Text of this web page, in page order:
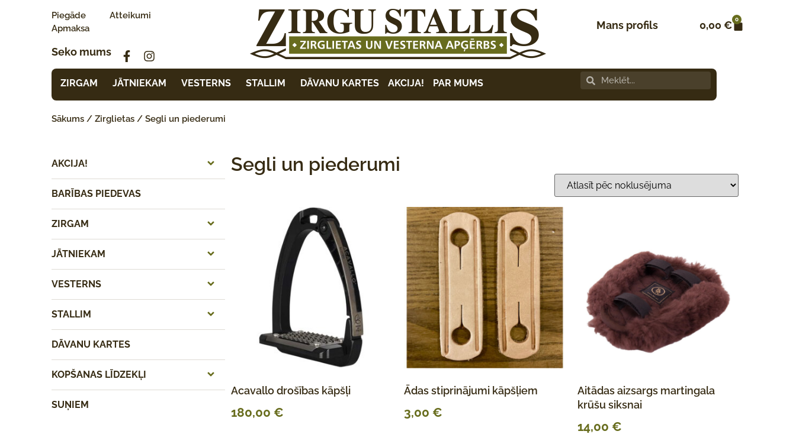
Piegāde
Apmaksa
Atteikumi
Seko mums
Mans profils 0,00€ 0
ZIRGAM JĀTNIEKAM VESTERNS STALLIM DĀVANU KARTES AKCIJA! PAR MUMS
Sākums / Zirglietas / Segli un piederumi
AKCIJA!
BARĪBAS PIEDEVAS
ZIRGAM
JĀTNIEKAM
VESTERNS
STALLIM
DĀVANU KARTES
KOPŠANAS LĪDZEKĻI
SUŅIEM
Segli un piederumi
Acavallo drošības kāpšļi
180,00 €
Ādas stiprinājumi kāpšļiem
3,00 €
Aitādas aizsargs martingala
krūšu siksnai
14,00 €